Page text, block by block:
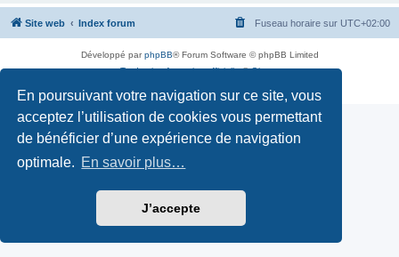
En poursuivant votre navigation sur ce site, vous
acceptez l’utilisation de cookies vous permettant
de bénéficier d’une expérience de navigation
optimale. En savoir plus…
J’accepte
Site web Index forum Fuseau horaire sur UTC+02:00
Développé parphpBB® Forum Software © phpBB Limited
Traduction française officielle©Qiaeru